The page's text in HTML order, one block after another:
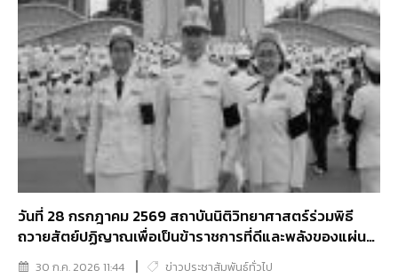
วันที่ 28 กรกฎาคม 2569 สถาบันนิติวิทยาศาสตร์ร่วมพิธี
ถวายสัตย์ปฏิญาณเพื่อเป็นข้าราชการที่ดีและพลังของแผ่น
ดิน เนื่องในโอกาสวันเฉลิมพระชนมพรรษาพระบาทสมเด็จ
30 ก.ค. 2026 11:44 ข่าวประชาสัมพันธ์ทั่วไป